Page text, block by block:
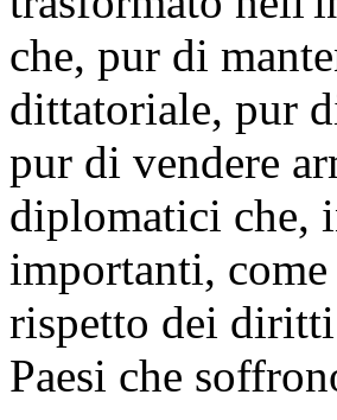
che, pur di
dittatoriale, pur
pur di vendere
diplomatici che,
importanti,
rispetto dei
Paesi che